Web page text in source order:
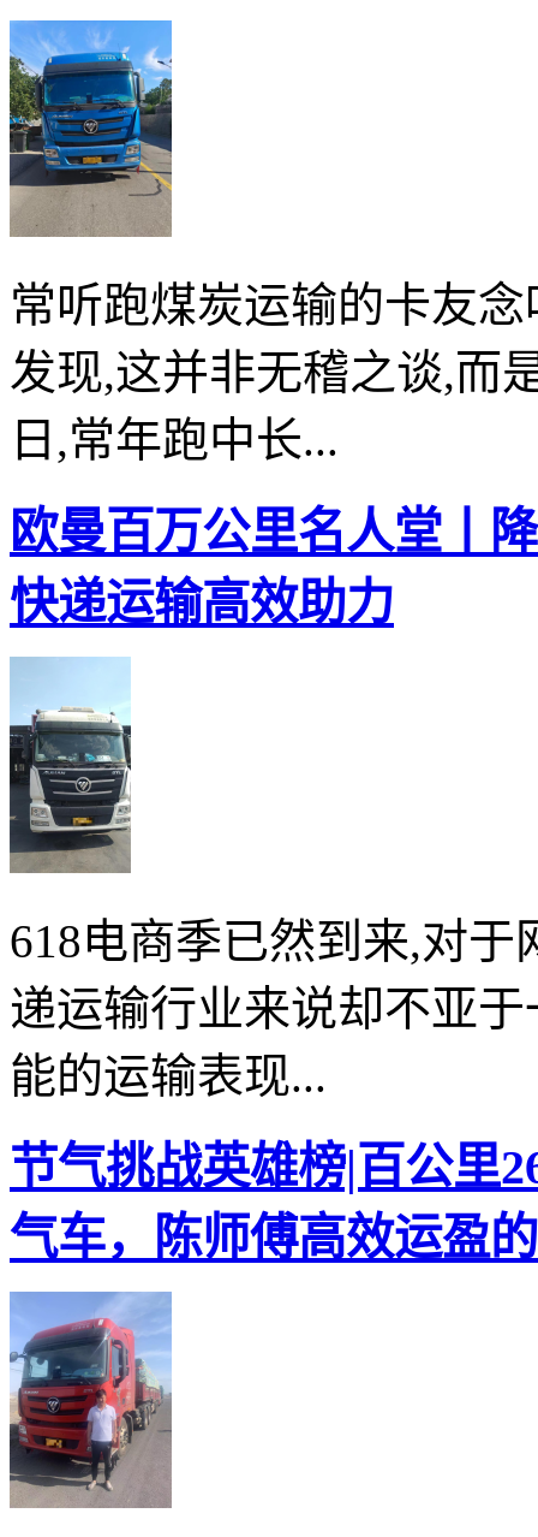
常听跑煤炭运输的卡友
发现,这并非无稽之谈,而
日,常年跑中长...
欧曼百万公里名人堂丨
快递运输高效助力
618电商季已然到来,对
递运输行业来说却不亚
能的运输表现...
节气挑战英雄榜|百公里
气车，陈师傅高效运盈